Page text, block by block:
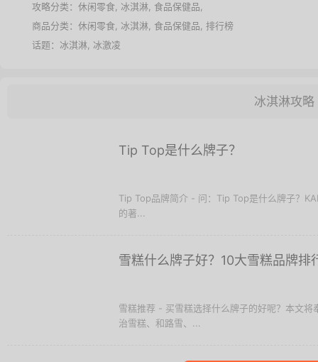
攻略分类： 休闲零食 冰淇淋 食品保健品
商品分类： 休闲零食 冰淇淋 食品保健品 排行榜
话题： 冰淇淋 冰激凌
冰淇淋攻略
Tip Top是什么牌子？
Tip Top品牌简介 - 问：Tip Top是什么牌子？
的著...
雪糕什么牌子好？10大雪糕品牌排
雪糕推荐 - 买雪糕选择什么牌子的好呢？本文
治雪糕、和路雪、...